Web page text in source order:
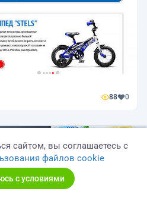
88 0
сайтом, вы соглашаетесь с
файлов cookie
с условиями